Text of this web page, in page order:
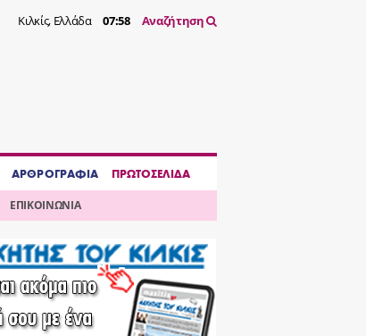
Κιλκίς, Ελλάδα 07:58 Αναζήτηση
ΑΡΘΡΟΓΡΑΦΙΑ ΠΡΩΤΟΣΕΛΙΔΑ
ΕΠΙΚΟΙΝΩΝΙΑ